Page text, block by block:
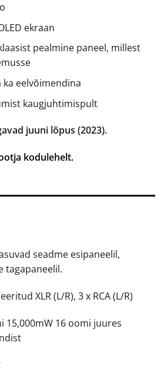
ekraan
pealmine paneel, millest
eelvõimendina
kaugjuhtimispult
juuni lõpus (2023).
kodulehelt.
seadme esipaneelil,
tagapaneelil.
XLR (L/R), 3 x RCA (L/R)
15,000mW 16 oomi juures